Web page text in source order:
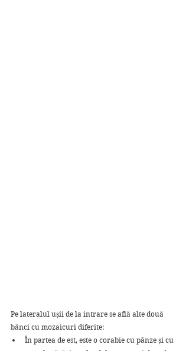
Pe lateralul ușii de la intrare se află alte două
bănci cu mozaicuri diferite:
În partea de est, este o corabie cu pânze și cu